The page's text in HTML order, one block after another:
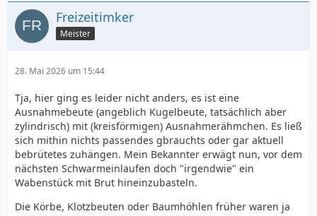
Freizeitimker
Meister
28. Mai 2026 um 15:44
Tja, hier ging es leider nicht anders, es ist eine
Ausnahmebeute (angeblich Kugelbeute, tatsächlich aber
zylindrisch) mit (kreisförmigen) Ausnahmerähmchen. Es ließ
sich mithin nichts passendes gbrauchts oder gar aktuell
bebrütetes zuhängen. Mein Bekannter erwägt nun, vor dem
nächsten Schwarmeinlaufen doch "irgendwie" ein
Wabenstück mit Brut hineinzubasteln.
Die Körbe, Klotzbeuten oder Baumhöhlen früher waren ja